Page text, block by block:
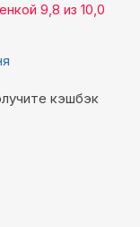
9,8 из 10,0
кэшбэк